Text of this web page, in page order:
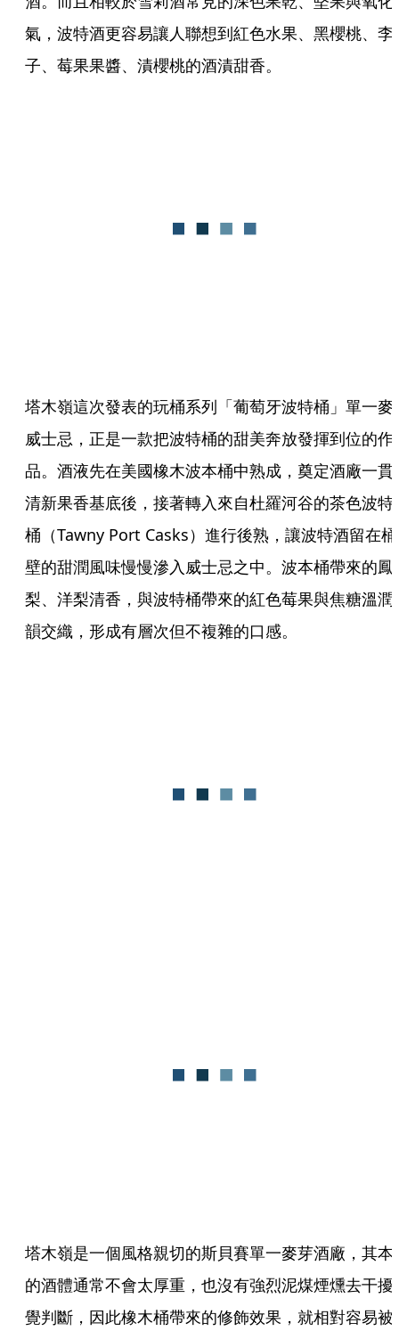
氣，波特酒更容易讓人聯想到紅色水果、黑櫻桃、李
子、莓果果醬、漬櫻桃的酒漬甜香。
塔木嶺這次發表的玩桶系列「葡萄牙波特桶」單一麥
威士忌，正是一款把波特桶的甜美奔放發揮到位的作
品。酒液先在美國橡木波本桶中熟成，奠定酒廠一貫
清新果香基底後，接著轉入來自杜羅河谷的茶色波特
桶（Tawny Port Casks）進行後熟，讓波特酒留在桶
壁的甜潤風味慢慢滲入威士忌之中。波本桶帶來的鳳
梨、洋梨清香，與波特桶帶來的紅色莓果與焦糖溫潤
韻交織，形成有層次但不複雜的口感。
塔木嶺是一個風格親切的斯貝賽單一麥芽酒廠，其本
的酒體通常不會太厚重，也沒有強烈泥煤煙燻去干擾
覺判斷，因此橡木桶帶來的修飾效果，就相對容易被